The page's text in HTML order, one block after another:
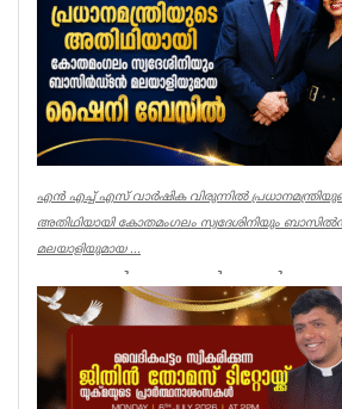
എൻ എച്ച് എസ് വാർഷിക വിരുന്നിൽ
അതിഥിയായി കോതമംഗലം സ്വദേശിനിയും
മലയാളിയുമായ ...
ഷൈമോൻ തോട്ടുങ്കൽ ലണ്ടൻ:
ബ്രിട്ടനിലേക്ക് ജോലി സൗകര്യാർത്ഥം
കുടിയേറിയ മലയാളികൾക്ക്
ഒന...
Featured News